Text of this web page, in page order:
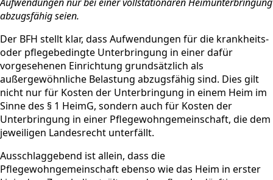
abzugsfähig seien.
Der BFH stellt klar, dass Aufwendungen für die krankheits-
oder pflegebedingte Unterbringung in einer dafür
vorgesehenen Einrichtung grundsätzlich als
außergewöhnliche Belastung abzugsfähig sind. Dies gilt
nicht nur für Kosten der Unterbringung in einem Heim im
Sinne des § 1 HeimG, sondern auch für Kosten der
Unterbringung in einer Pflegewohngemeinschaft, die dem
jeweiligen Landesrecht unterfällt.
Ausschlaggebend ist allein, dass die
Pflegewohngemeinschaft ebenso wie das Heim in erster